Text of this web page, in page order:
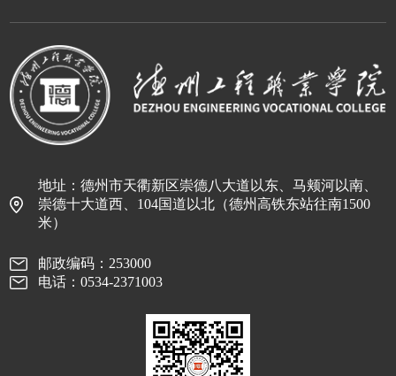
地址：德州市天衢新区崇德八大道以东、马颊河以南、
崇德十大道西、104国道以北（德州高铁东站往南1500
米）
邮政编码：253000
电话：0534-2371003